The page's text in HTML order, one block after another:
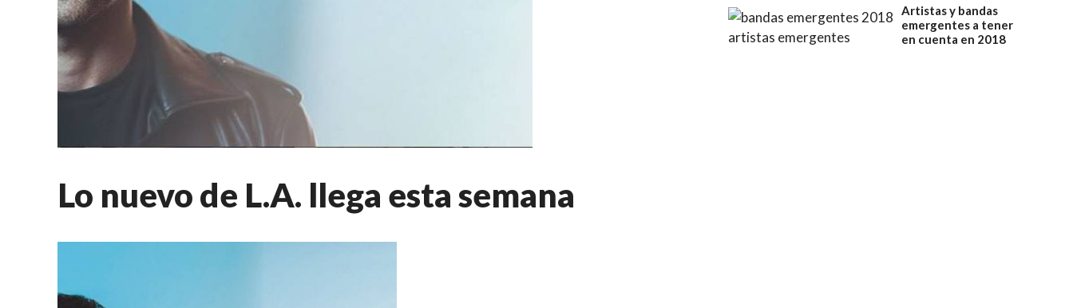
Lo nuevo de L.A. llega esta semana
Artistas y bandas
emergentes a tener
en cuenta en 2018